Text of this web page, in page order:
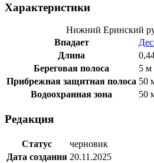
Характеристики
Нижний Еринский
Впадает
Длина
Береговая полоса
5 м
Прибрежная защитная полоса 50
Водоохранная зона
50
Редакция
Статус
черновик
Дата создания 20.11.2025